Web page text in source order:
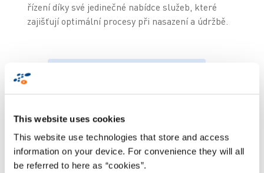
This website uses cookies
This website use technologies that store and access
information on your device. For convenience they will all
be referred to here as “cookies”.
řízení díky své jedinečné nabídce služeb, které
zajišťují optimální procesy při nasazení a údržbě.
si vybrala společnost
ZETES pro kompletní
obnovu mobilních